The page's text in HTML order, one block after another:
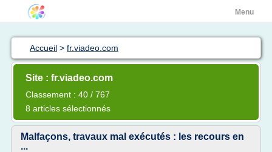
Menu
Accueil > fr.viadeo.com
Site : fr.viadeo.com
Classement : 40 / 767
8 articles sélectionnés
Malfaçons, travaux mal exécutés : les recours en
...